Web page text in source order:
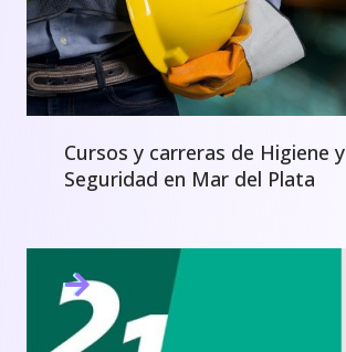
Cursos y carreras de Higiene y
Seguridad en Mar del Plata